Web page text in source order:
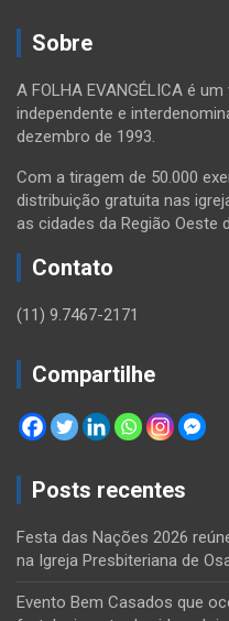
Sobre
A FOLHA EVANGÉLICA é
independente e
dezembro de 1993.
Com a tiragem de 50.000
distribuição gratuita nas
as cidades da Região Oeste
Contato
(11) 9.7467-2171
Compartilhe
Posts recentes
Festa das Nações 2026
na Igreja Presbiteriana de
Evento Bem Casados que